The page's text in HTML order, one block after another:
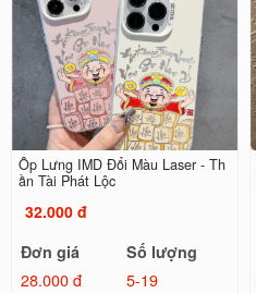
Ốp Lưng IMD Đổi Màu Laser - Th
ần Tài Phát Lộc
32.000 đ
Đơn giá
Số lượng
28.000 đ
5-19